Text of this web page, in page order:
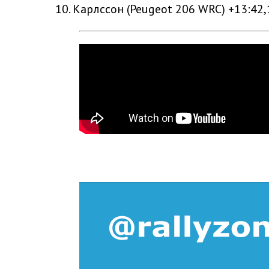
10. Карлссон (Peugeot 206 WRC)